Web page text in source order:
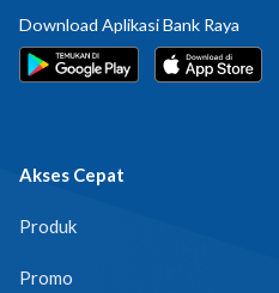
Download Aplikasi Bank Raya
Akses Cepat
Produk
Promo